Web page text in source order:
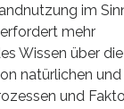
im
mehr
Wissen über die
natürlichen und
und